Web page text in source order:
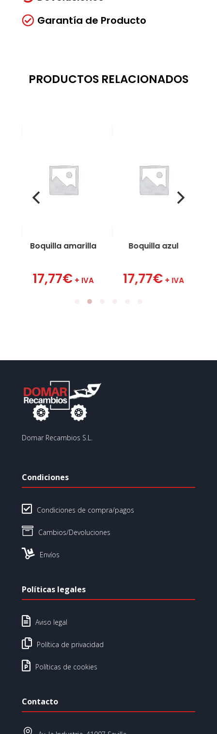
 Garantía de Producto
PRODUCTOS RELACIONADOS
Boquilla amarilla
17,77€ + IVA
Boquilla azul
17,77€ + IVA
Domar Recambios S.L.
Condiciones
 Condiciones de compra/pagos
 Cambios/Devoluciones
 Envíos
Políticas legales
 Aviso legal
 Política de privacidad
 Políticas de cookies
Contacto